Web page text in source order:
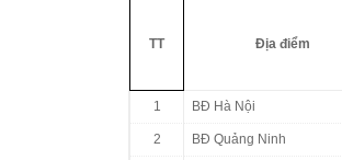
TT Địa điểm
1 BĐ Hà Nội
2 BĐ Quảng Ninh